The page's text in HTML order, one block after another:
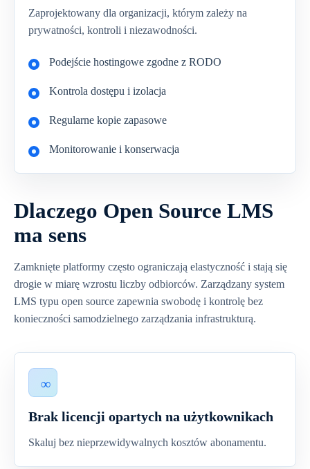
Zaprojektowany dla organizacji, którym zależy na
prywatności, kontroli i niezawodności.
Podejście hostingowe zgodne z RODO
Kontrola dostępu i izolacja
Regularne kopie zapasowe
Monitorowanie i konserwacja
Dlaczego Open Source LMS
ma sens
Zamknięte platformy często ograniczają elastyczność i stają się
drogie w miarę wzrostu liczby odbiorców. Zarządzany system
LMS typu open source zapewnia swobodę i kontrolę bez
konieczności samodzielnego zarządzania infrastrukturą.
Brak licencji opartych na użytkownikach
Skaluj bez nieprzewidywalnych kosztów abonamentu.